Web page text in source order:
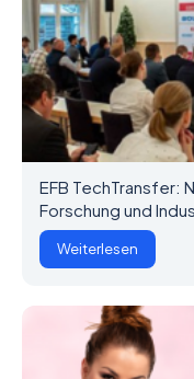
EFB TechTransfer:
Forschung und
Weiterlesen